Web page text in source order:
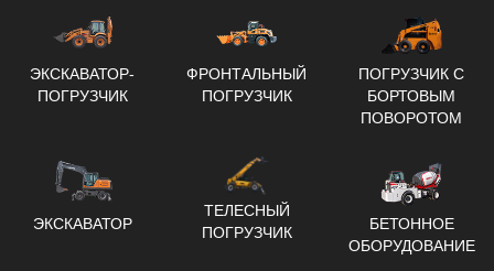
ЭКСКАВАТОР-
ПОГРУЗЧИК
ФРОНТАЛЬНЫЙ
ПОГРУЗЧИК
ПОГРУЗЧИК С
БОРТОВЫМ
ПОВОРОТОМ
ЭКСКАВАТОР
ТЕЛЕСНЫЙ
ПОГРУЗЧИК
БЕТОННОЕ
ОБОРУДОВАНИЕ